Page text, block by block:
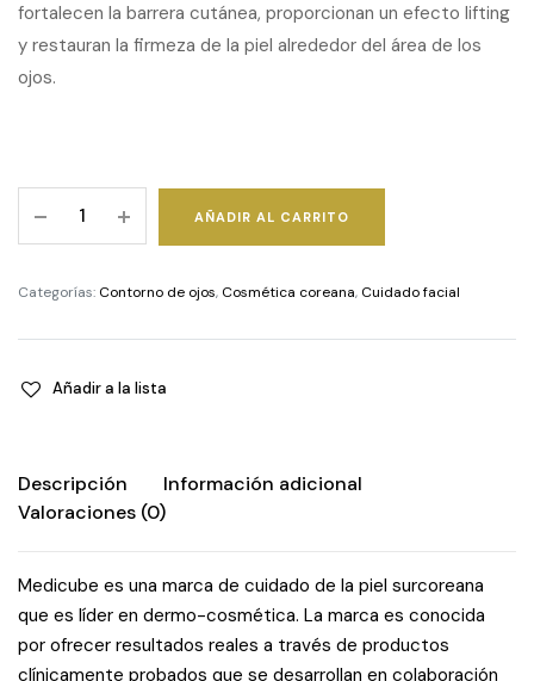
fortalecen la barrera cutánea, proporcionan un efecto lifting
y restauran la firmeza de la piel alrededor del área de los
ojos.
Lifting
Eye
quantity
AÑADIR AL CARRITO
Categorías: Contorno de ojos, Cosmética coreana, Cuidado facial
Añadir a la lista
Descripción
Información adicional
Valoraciones (0)
Medicube es una marca de cuidado de la piel surcoreana
que es líder en dermo-cosmética. La marca es conocida
por ofrecer resultados reales a través de productos
clínicamente probados que se desarrollan en colaboración